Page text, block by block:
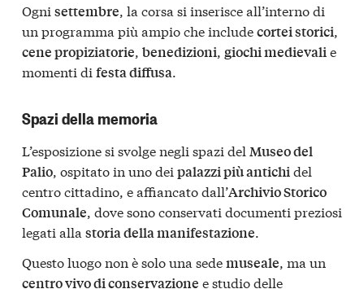
Ogni settembre, la corsa si inserisce all’interno di
un programma più ampio che includecortei storici,
cene propiziatorie, benedizioni, giochi medievalie
momenti di festa diffusa.
Spazi della memoria
L’esposizione si svolge negli spazi del Museo del
Palio, ospitato in uno dei palazzi più antichidel
centro cittadino, e affiancato dall’Archivio Storico
Comunale, dove sono conservati documenti preziosi
legati alla storia della manifestazione.
Questo luogo non è solo una sedemuseale, ma un
centro vivo di conservazione e studio delle